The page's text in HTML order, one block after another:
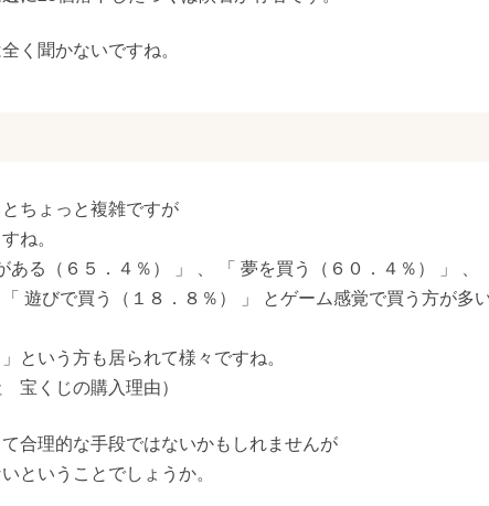
く聞かないですね。
ちょっと複雑ですが
ね。
る（６５．４％） 」 、 「 夢を買う（６０．４％） 」 、
遊びで買う（１８．８％） 」 とゲーム感覚で買う方が多
という方も居られて様々ですね。
宝くじの購入理由）
合理的な手段ではないかもしれませんが
ということでしょうか。